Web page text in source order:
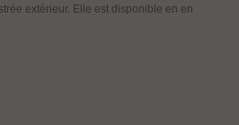
extérieur. Elle est disponible en en